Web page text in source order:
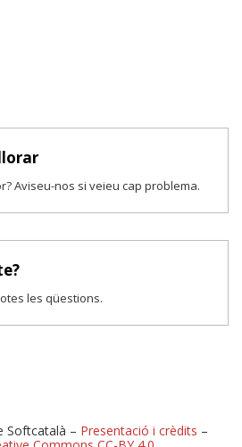
Aviseu-nos si veieu cap problema.
les qüestions.
Softcatalà – Presentació i crèdits –